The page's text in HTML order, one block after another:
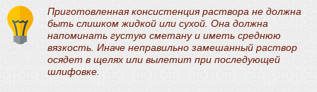
Приготовленная консистенция раствора не должна
быть слишком жидкой или сухой. Она должна
напоминать густую сметану и иметь среднюю
вязкость. Иначе неправильно замешанный раствор
осядет в щелях или вылетит при последующей
шлифовке.